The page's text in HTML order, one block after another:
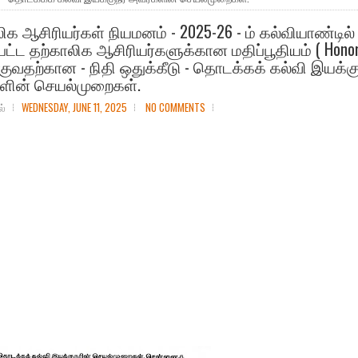
ஆசிரியர்கள் நியமனம் - 2025-26 - ம் கல்வியாண்டில்
தற்காலிக ஆசிரியர்களுக்கான மதிப்பூதியம் (
- நிதி ஒதுக்கீடு - தொடக்கக் கல்வி
செயல்முறைகள்.
WEDNESDAY, JUNE 11, 2025 NO COMMENTS